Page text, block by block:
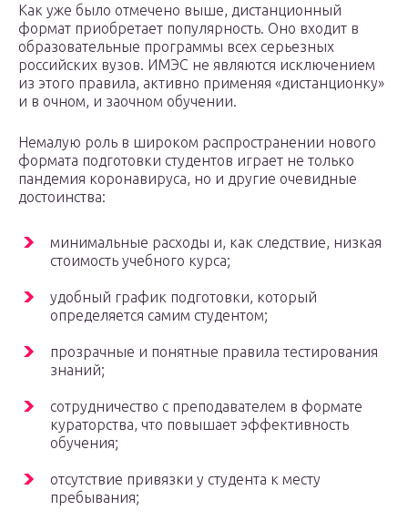
Как уже было отмечено выше, дистанционный
формат приобретает популярность. Оно входит в
образовательные программы всех серьезных
российских вузов. ИМЭС не являются исключением
из этого правила, активно применяя «дистанционку»
и в очном, и заочном обучении.
Немалую роль в широком распространении нового
формата подготовки студентов играет не только
пандемия коронавируса, но и другие очевидные
достоинства:
минимальные расходы и, как следствие, низкая
стоимость учебного курса;
удобный график подготовки, который
определяется самим студентом;
прозрачные и понятные правила тестирования
знаний;
сотрудничество с преподавателем в формате
кураторства, что повышает эффективность
обучения;
отсутствие привязки у студента к месту
пребывания;